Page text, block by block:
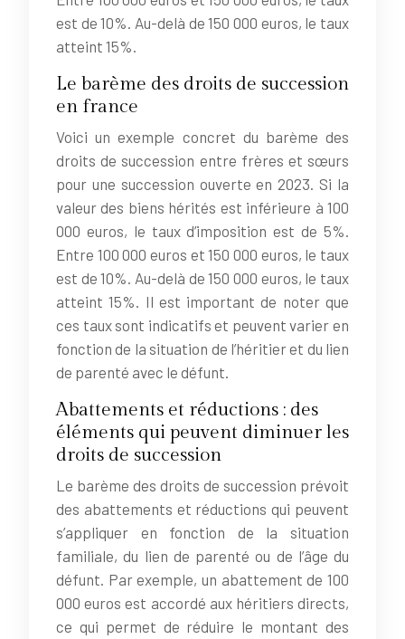
est de 10%. Au-delà de 150 000 euros, le taux
atteint 15%.
Le barème des droits de succession
en france
Voici un exemple concret du barème des
droits de succession entre frères et sœurs
pour une succession ouverte en 2023. Si la
valeur des biens hérités est inférieure à 100
000 euros, le taux d’imposition est de 5%.
Entre 100 000 euros et 150 000 euros, le taux
est de 10%. Au-delà de 150 000 euros, le taux
atteint 15%. Il est important de noter que
ces taux sont indicatifs et peuvent varier en
fonction de la situation de l’héritier et du lien
de parenté avec le défunt.
Abattements et réductions : des
éléments qui peuvent diminuer les
droits de succession
Le barème des droits de succession prévoit
des abattements et réductions qui peuvent
s’appliquer en fonction de la situation
familiale, du lien de parenté ou de l’âge du
défunt. Par exemple, un abattement de 100
000 euros est accordé aux héritiers directs,
ce qui permet de réduire le montant des